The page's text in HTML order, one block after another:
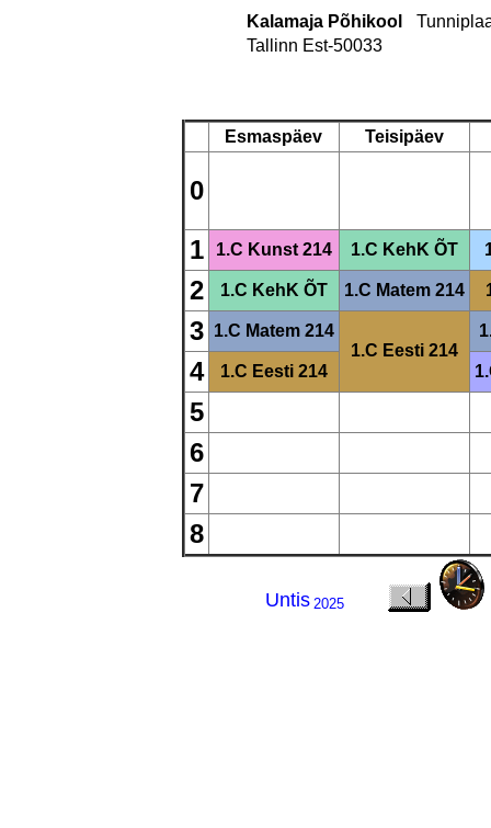
Kalamaja Põhikool
Tallinn Est-50033
Esmaspäev Teisipäev
0
1
1.C Kunst 214 1.C KehK ÕT
2 1.C KehK ÕT 1.C Matem 214
3 1.C Matem 214
1.C Eesti 214
4 1.C Eesti 214
5
6
7
8
Untis 2025